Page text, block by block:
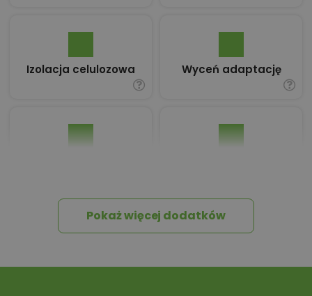
Izolacja celulozowa Wyceń adaptację
Tablica informacyjna
Przydomowa
Pokaż więcej dodatków